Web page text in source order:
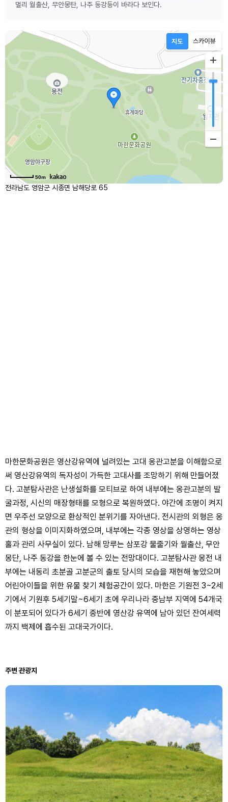
멀리 월출산, 무안몽탄, 나주 동강등이 바라다 보인다.
50m
전라남도 영암군 시종면 남해당로 65
마한문화공원은 영산강유역에 널려있는 고대 옹관고분을 이해함으로
써 영산강유역의 독자성이 가득한 고대사를 조망하기 위해 만들어졌
다. 고분탐사관은 난생설화를 모티브로 하여 내부에는 옹관고분의 발
굴과정, 시신의 매장형태를 모형으로 복원하였다. 야간에 조명이 켜지
면 우주선 모양으로 환상적인 분위기를 자아낸다. 전시관의 외형은 옹
관의 형상을 이미지화하였으며, 내부에는 각종 영상을 상영하는 영상
홀과 관리 사무실이 있다. 남해 망루는 삼포강 물줄기와 월출산, 무안
몽단, 나주 동강을 한눈에 볼 수 있는 전망대이다. 고분탐사관 몽전 내
부에는 내동리 초분골 고분군의 출토 당시의 모습을 재현해 놓았으며
어린아이들을 위한 유물 찾기 체험공간이 있다. 마한은 기원전 3~2세
기에서 기원후 5세기말~6세기 초에 우리나라 중남부 지역에 54개국
이 분포되어 있다가 6세기 중반에 영산강 유역에 남아 있던 잔여세력
까지 백제에 흡수된 고대국가이다.
주변 관광지